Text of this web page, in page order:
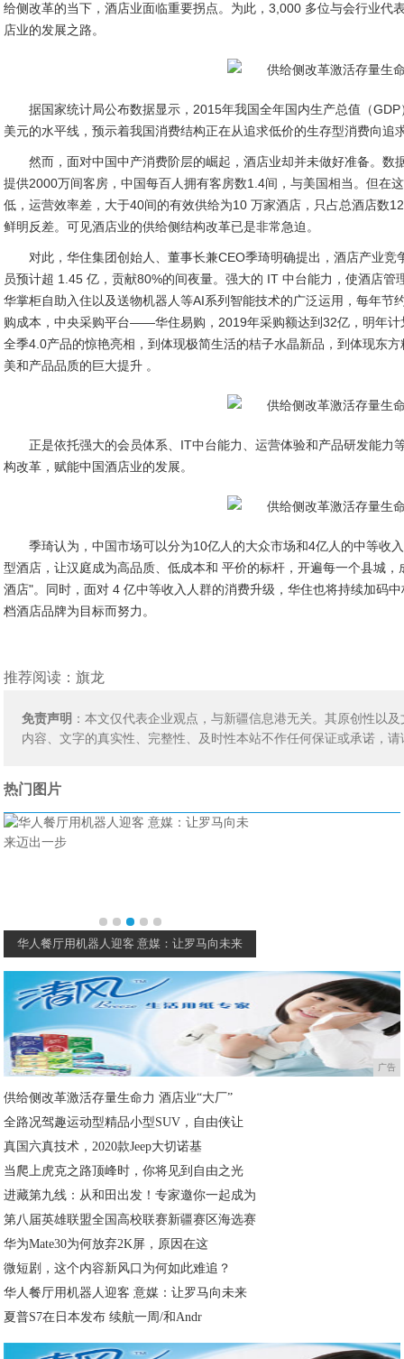
给侧改革的当下，酒店业面临重要拐点。为此，3,000 多位与会行业
店业的发展之路。
据国家统计局公布数据显示，2015年我国全年国内生产总值（
美元的水平线，预示着我国消费结构正在从追求低价的生存型消费向追
然而，面对中国中产消费阶层的崛起，酒店业却并未做好准备。
提供2000万间客房，中国每百人拥有客房数1.4间，与美国相当。但在
低，运营效率差，大于40间的有效供给为10 万家酒店，只占总酒店数
鲜明反差。可见酒店业的供给侧结构改革已是非常急迫。
对此，华住集团创始人、董事长兼CEO季琦明确提出，酒店产业
员预计超 1.45 亿，贡献80%的间夜量。强大的 IT 中台能力，使酒店
华掌柜自助入住以及送物机器人等AI系列智能技术的广泛运用，每年
购成本，中央采购平台——华住易购，2019年采购额达到32亿，明年
全季4.0产品的惊艳亮相，到体现极简生活的桔子水晶新品，到体现东
美和产品品质的巨大提升 。
正是依托强大的会员体系、IT中台能力、运营体验和产品研发能
构改革，赋能中国酒店业的发展。
季琦认为，中国市场可以分为10亿人的大众市场和4亿人的中等收
型酒店，让汉庭成为高品质、低成本和 平价的标杆，开遍每一个县城
酒店"。同时，面对 4 亿中等收入人群的消费升级，华住也将持续加码
档酒店品牌为目标而努力。
推荐阅读：旗龙
免责声明 ：本文仅代表企业观点，与新疆信息港无关。其原创性以
内容、文字的真实性、完整性、及时性本站不作任何保证或承诺，
热门图片
华人餐厅用机器人迎客 意媒：让罗马向未来
广告
供给侧改革激活存量生命力 酒店业“大厂”
全路况驾趣运动型精品小型SUV，自由侠让
真国六真技术，2020款Jeep大切诺基
当爬上虎克之路顶峰时，你将见到自由之光
进藏第九线：从和田出发！专家邀你一起成为
第八届英雄联盟全国高校联赛新疆赛区海选赛
华为Mate30为何放弃2K屏，原因在这
微短剧，这个内容新风口为何如此难追？
华人餐厅用机器人迎客 意媒：让罗马向未来
夏普S7在日本发布 续航一周/和Andr